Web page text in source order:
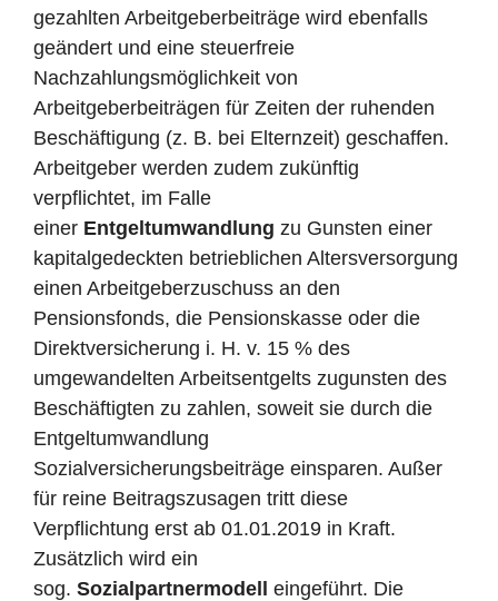
gezahlten Arbeitgeberbeiträge wird ebenfalls
geändert und eine steuerfreie
Nachzahlungsmöglichkeit von
Arbeitgeberbeiträgen für Zeiten der ruhenden
Beschäftigung (z. B. bei Elternzeit) geschaffen.
Arbeitgeber werden zudem zukünftig
verpflichtet, im Falle
einer Entgeltumwandlung zu Gunsten einer
kapitalgedeckten betrieblichen Altersversorgung
einen Arbeitgeberzuschuss an den
Pensionsfonds, die Pensionskasse oder die
Direktversicherung i. H. v. 15 % des
umgewandelten Arbeitsentgelts zugunsten des
Beschäftigten zu zahlen, soweit sie durch die
Entgeltumwandlung
Sozialversicherungsbeiträge einsparen. Außer
für reine Beitragszusagen tritt diese
Verpflichtung erst ab 01.01.2019 in Kraft.
Zusätzlich wird ein
sog. Sozialpartnermodell
eingeführt. Die